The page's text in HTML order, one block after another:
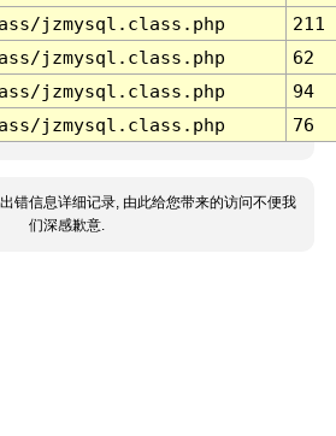
jzmysql.class.php
211
jzmysql.class.php
62
jzmysql.class.php
94
jzmysql.class.php 76
错信息详细记录, 由此给您带来的访问不便我
们深感歉意.